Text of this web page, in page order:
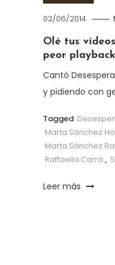
02/06/2014
Olé tus
peor
Cantó
y pidiendo con
Tagged
Marta Sánchez
Marta Sánchez
Raffaella Carrá ,
Leer más